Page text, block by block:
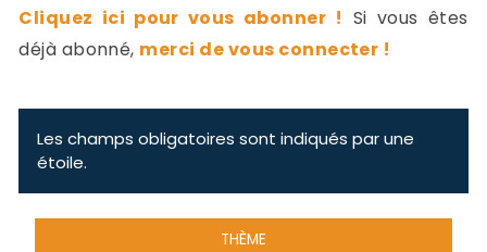
Cliquez ici pour vous abonner ! Si vous êtes
déjà abonné, merci de vous connecter !
Les champs obligatoires sont indiqués par une
étoile.
THÈME